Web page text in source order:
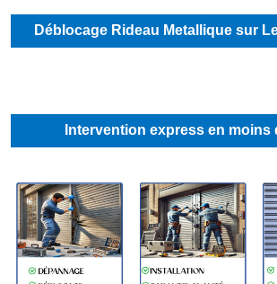
Déblocage Rideau Metallique sur
Intervention express en moins